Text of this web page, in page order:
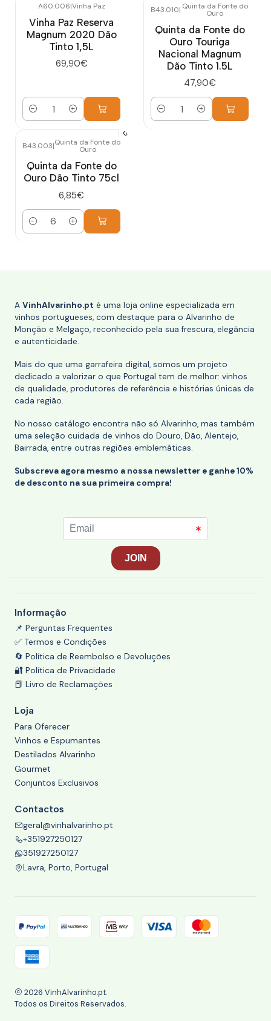
A60.006|Vinha Paz
Vinha Paz Reserva
Magnum 2020 Dão
Tinto 1,5L
69,90€
Quantidade
B43.010| Quinta da Fonte do
Ouro
Quinta da Fonte do
Ouro Touriga
Nacional Magnum
Dão Tinto 1.5L
47,90€
Quantidade
B43.003|Quinta da Fonte do
Ouro
Quinta da Fonte do
Ouro Dão Tinto 75cl
6,85€
Quantidade
A VinhAlvarinho.pt é uma loja online especializada em
vinhos portugueses, com destaque para o Alvarinho de
Monção e Melgaço, reconhecido pela sua frescura, elegância
e autenticidade.
Mais do que uma garrafeira digital, somos um projeto
dedicado a valorizar o que Portugal tem de melhor: vinhos
de qualidade, produtores de referência e histórias únicas de
cada região.
No nosso catálogo encontra não só Alvarinho, mas também
uma seleção cuidada de vinhos do Douro, Dão, Alentejo,
Bairrada, entre outras regiões emblemáticas.
Subscreva agora mesmo a nossa newsletter e ganhe 10%
de desconto na sua primeira compra!
Informação
📌 Perguntas Frequentes
✅ Termos e Condições
🔄 Política de Reembolso e Devoluções
🔐 Política de Privacidade
📕 Livro de Reclamações
Loja
Para Oferecer
Vinhos e Espumantes
Destilados Alvarinho
Gourmet
Conjuntos Exclusivos
Contactos
geral@vinhalvarinho.pt
+351927250127
351927250127
Lavra, Porto, Portugal
2026 VinhAlvarinho.pt.
Todos os Direitos Reservados.